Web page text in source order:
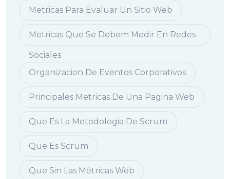
Metricas Para Evaluar Un Sitio Web
Metricas Que Se Debem Medir En Redes
Sociales
Organizacion De Eventos Corporativos
Principales Metricas De Una Pagina Web
Que Es La Metodologia De Scrum
Que Es Scrum
Que Sin Las Métricas Web